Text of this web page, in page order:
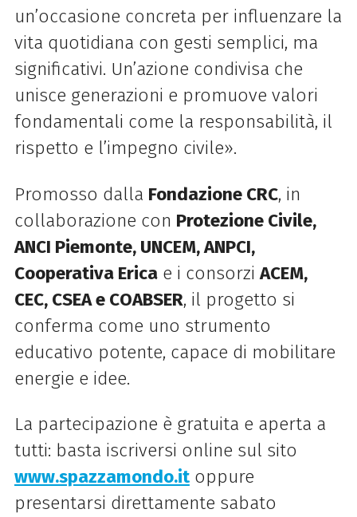
un’occasione concreta per influenzare la
vita quotidiana con gesti semplici, ma
significativi. Un’azione condivisa che
unisce generazioni e promuove valori
fondamentali come la responsabilità, il
rispetto e l’impegno civile».
Promosso dalla Fondazione CRC, in
collaborazione con Protezione Civile,
ANCI Piemonte, UNCEM, ANPCI,
Cooperativa Ericae i consorziACEM,
CEC, CSEA e COABSER, il progetto si
conferma come uno strumento
educativo potente, capace di mobilitare
energie e idee.
La partecipazione è gratuita e aperta a
tutti: basta iscriversi online sul sito
www.spazzamondo.itoppure
presentarsi direttamente sabato